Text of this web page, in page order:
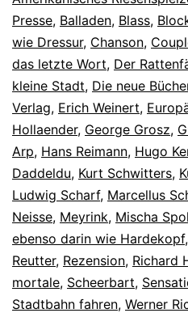
Presse, Balladen, Blass,
wie Dressur, Chanson,
das letzte Wort, Der
kleine Stadt, Die neue
Verlag, Erich Weinert,
Hollaender, George Grosz,
Arp, Hans Reimann, Hugo
Daddeldu, Kurt Schwitters,
Ludwig Scharf, Marcellus
Neisse, Meyrink, Mischa
ebenso darin wie Hardekopf,
Reutter, Rezension, Richard
mortale, Scheerbart,
Stadtbahn fahren, Werner